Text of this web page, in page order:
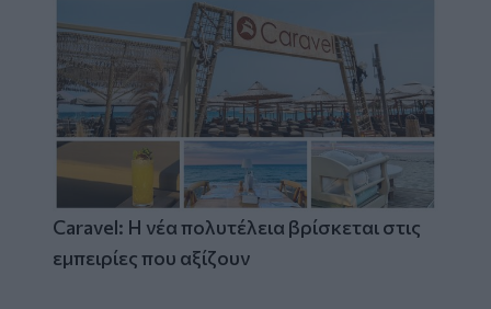
Caravel: Η νέα πολυτέλεια βρίσκεται στις
εμπειρίες που αξίζουν